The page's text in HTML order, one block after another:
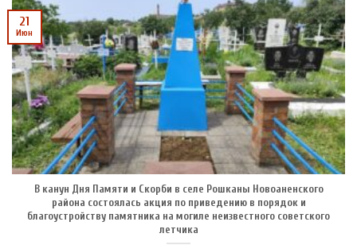
В канун Дня Памяти и Скорби в селе Рошканы Новоаненского
района состоялась акция по приведению в порядок и
благоустройству памятника на могиле неизвестного советского
летчика
21
Июн